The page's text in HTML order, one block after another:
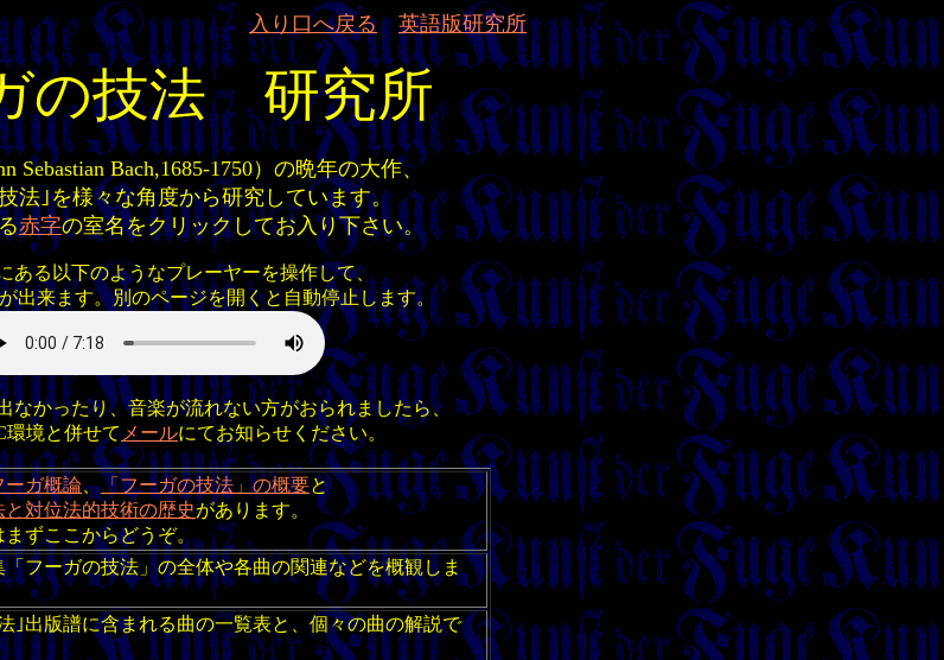
入り口へ戻る 英語版研究所
die kunst der fuge / the art of fugue
の技法 研究所
Sebastian Bach,1685-1750）の晩年の大作、
法｣を様々な角度から研究しています。
赤字の室名をクリックしてお入り下さい。
ある以下のようなプレーヤーを操作して、
出来ます。別のページを開くと自動停止します。
なかったり、音楽が流れない方がおられましたら、
環境と併せてメールにてお知らせください。
ーガ概論 、「フーガの技法」の概要と
と対位法的技術の歴史があります。
まずここからどうぞ。
フーガの技法」の全体や各曲の関連などを概観しま
｣出版譜に含まれる曲の一覧表と、個々の曲の解説で